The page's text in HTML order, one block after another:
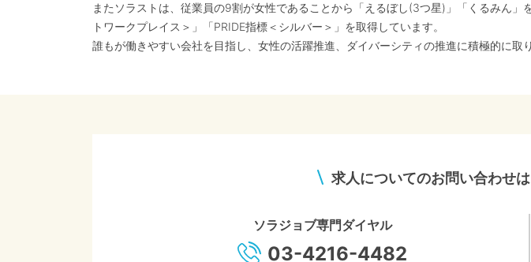
またソラストは、従業員の9割が女性であることから「えるぼし(3つ星)」「くるみん
トワークプレイス＞」「PRIDE指標＜シルバー＞」を取得しています。
誰もが働きやすい会社を目指し、女性の活躍推進、ダイバーシティの推進に積極的に取
求人についてのお問い合わせ
ソラジョブ専門ダイヤル
03-4216-4482